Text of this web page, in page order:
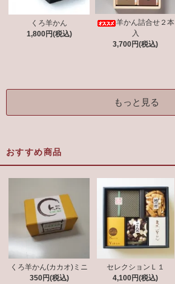
くろ羊かん
1,800円(税込)
羊かん詰合せ２本
入
3,700円(税込)
もっと見る
おすすめ商品
くろ羊かん(カカオ)ミニ
350円(税込)
セレクションＬ１
4,100円(税込)